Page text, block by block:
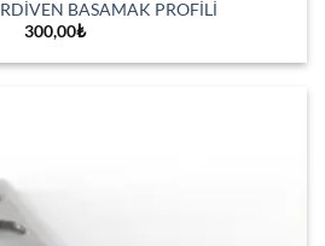
BASAMAK PROFİLİ
300,00₺